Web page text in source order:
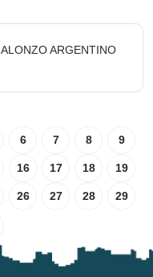
ALONZO ARGENTINO
6 7 8 9
16 17 18 19
26 27 28 29